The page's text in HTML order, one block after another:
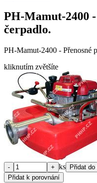
PH-Mamut-2400
čerpadlo.
PH-Mamut-2400 - Přenosné
kliknutím zvětšíte
ks